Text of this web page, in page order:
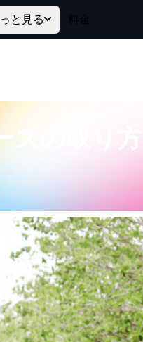
と見る 料金
ズの取り方